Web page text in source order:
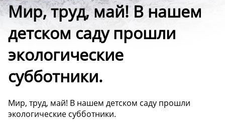
Мир, труд, май! В нашем
детском саду прошли
экологические
субботники.
Мир, труд, май! В нашем детском саду прошли
экологические субботники.